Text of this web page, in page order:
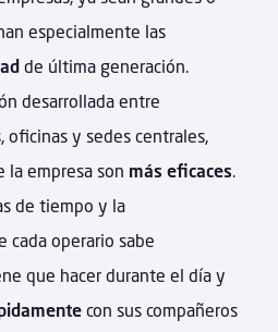
especialmente las
de última generación.
desarrollada entre
oficinas y sedes centrales,
la empresa son más eficaces
de tiempo y la
cada operario sabe
que hacer durante el día y
con sus compañeros